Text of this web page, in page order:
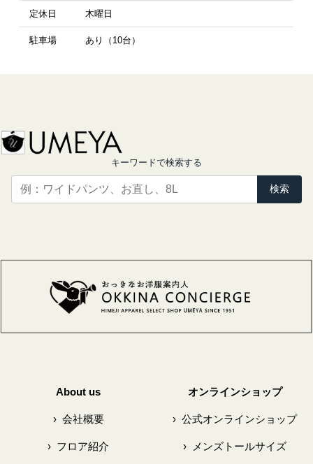
定休日 木曜日
駐車場 あり（10台）
キーワードで検索する
検索
About us
›会社概要
› フロア紹介
オンラインショップ
› 公式オンラインショップ
› メンズトールサイズ